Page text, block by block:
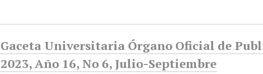
Gaceta Universitaria Órgano Oficial de
2023, Año 16, No 6, Julio-Septiembre